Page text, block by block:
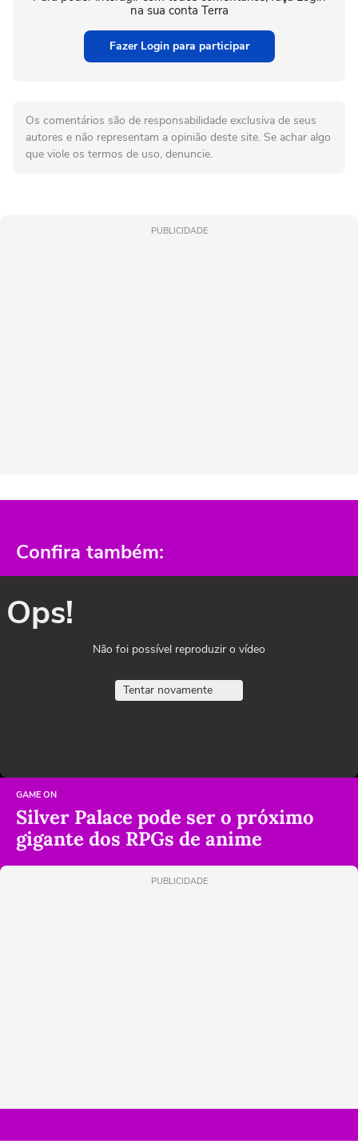
na sua conta Terra
Fazer Login para participar
Os comentários são de responsabilidade exclusiva de seus
autores e não representam a opinião deste site. Se achar algo
que viole os termos de uso, denuncie.
PUBLICIDADE
Confira também:
Ops!
Não foi possível reproduzir o vídeo
Tentar novamente
GAME ON
Silver Palace pode ser o próximo
gigante dos RPGs de anime
PUBLICIDADE